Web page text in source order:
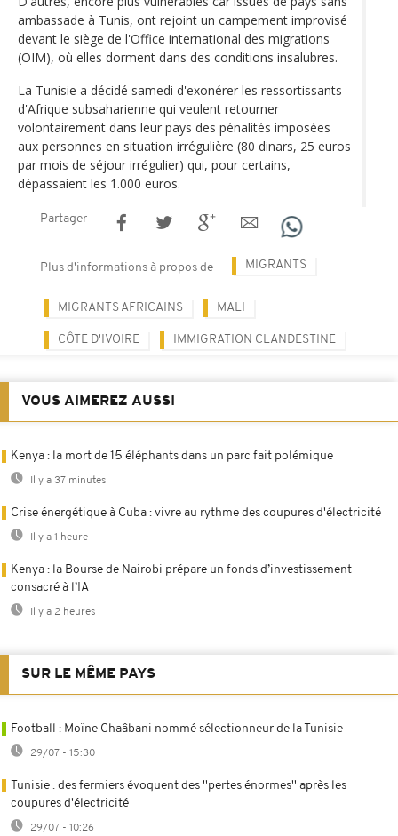
ambassade à Tunis, ont rejoint un campement improvisé
devant le siège de l'Office international des migrations
(OIM), où elles dorment dans des conditions insalubres.
La Tunisie a décidé samedi d'exonérer les ressortissants
d'Afrique subsaharienne qui veulent retourner
volontairement dans leur pays des pénalités imposées
aux personnes en situation irrégulière (80 dinars, 25 euros
par mois de séjour irrégulier) qui, pour certains,
dépassaient les 1.000 euros.
Partager
Plus d'informations à propos de MIGRANTS
MIGRANTS AFRICAINS MALI
CÔTE D'IVOIRE IMMIGRATION CLANDESTINE
VOUS AIMEREZ AUSSI
Kenya : la mort de 15 éléphants dans un parc fait polémique
Il y a 37 minutes
Crise énergétique à Cuba : vivre au rythme des coupures d'électricité
Il y a 1 heure
Kenya : la Bourse de Nairobi prépare un fonds d’investissement
consacré à l’IA
Il y a 2 heures
SUR LE MÊME PAYS
Football : Moïne Chaâbani nommé sélectionneur de la Tunisie
29/07 - 15:30
Tunisie : des fermiers évoquent des ''pertes énormes'' après les
coupures d'électricité
29/07 - 10:26